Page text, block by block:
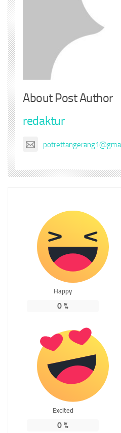
About Post Author
redaktur
Happy
0 %
Excited
0 %